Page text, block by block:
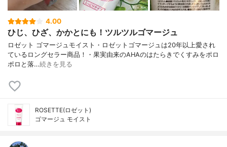
4.00
ひじ、ひざ、かかとにも！ツルツルゴマージュ
ロゼット ゴマージュモイスト・ロゼットゴマージュは20年以上愛され
ているロングセラー商品！・果実由来のAHAのはたらきでくすみをポロ
ポロと落…続きを見る
ROSETTE(ロゼット)
ゴマージュ モイスト